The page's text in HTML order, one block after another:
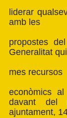
liderar
amb les
propostes
Generalitat
mes recursos
econòmics
davant del
ajuntament,